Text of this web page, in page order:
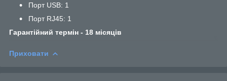
Порт USB: 1
Порт RJ45: 1
Гарантійний термін - 18 місяців
Приховати